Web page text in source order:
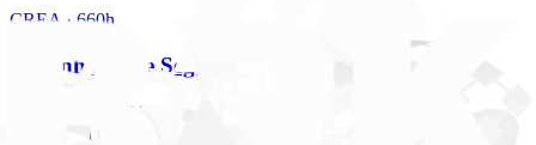
CREA · 660h
Engenharia de Segurança do Trabalho
Exigida pela Lei 7.410/85 para registro no CREA. A pós de
engenharia mais procurada do Brasil.